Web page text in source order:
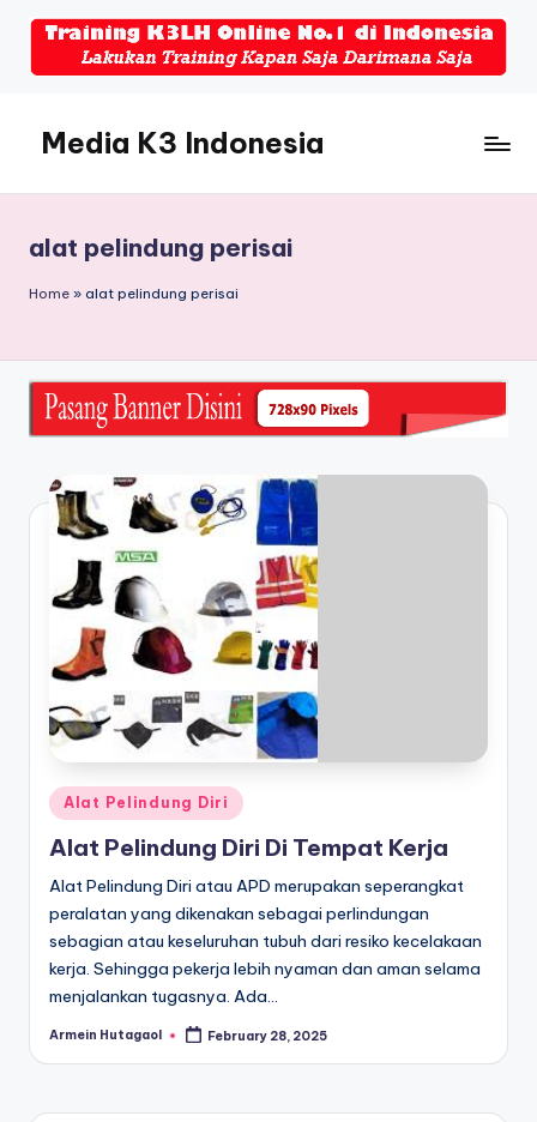
Media K3 Indonesia
Seputar
Dunia
K3LH
alat pelindung perisai
Home » alat pelindung perisai
Posted
in
Alat Pelindung Diri
Alat Pelindung Diri Di Tempat Kerja
Alat Pelindung Diri atau APD merupakan seperangkat
peralatan yang dikenakan sebagai perlindungan
sebagian atau keseluruhan tubuh dari resiko kecelakaan
kerja. Sehingga pekerja lebih nyaman dan aman selama
menjalankan tugasnya. Ada…
Posted
Armein Hutagaol February 28, 2025